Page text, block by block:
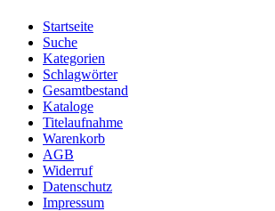
Startseite
Suche
Kategorien
Schlagwörter
Gesamtbestand
Kataloge
Titelaufnahme
Warenkorb
AGB
Widerruf
Datenschutz
Impressum